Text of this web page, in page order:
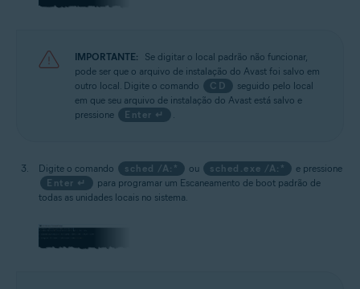
IMPORTANTE:
Se digitar o local padrão não funcionar,
pode ser que o arquivo de instalação do Avast foi salvo em
outro local. Digite o comando
CD
seguido pelo local
em que seu arquivo de instalação do Avast está salvo e
pressione
Enter ↵ .
Digite o comando sched /A:* ou sched.exe /A:*
e pressione
Enter ↵
para programar um Escaneamento de boot padrão de
todas as unidades locais no sistema.